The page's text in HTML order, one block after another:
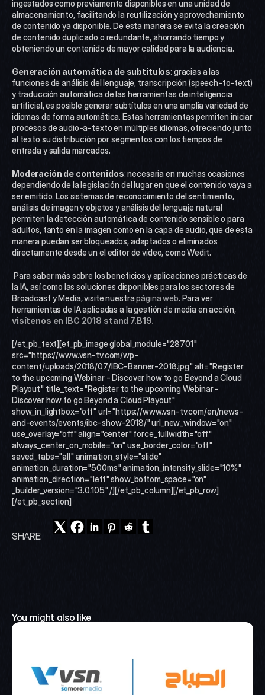
ingestados como previamente disponibles en una unidad de
almacenamiento, facilitando la reutilización y aprovechamiento
de contenido ya disponible. De esta manera se evita la creación
de contenido duplicado o redundante, ahorrando tiempo y
obteniendo un contenido de mayor calidad para la audiencia.
Generación automática de subtítulos: gracias a las
funciones de análisis del lenguaje, transcripción (speech-to-text)
y traducción automática de las herramientas de inteligencia
artificial, es posible generar subtítulos en una amplia variedad de
idiomas de forma automática. Estas herramientas permiten iniciar
procesos de audio-a-texto en múltiples idiomas, ofreciendo junto
al texto su distribución por segmentos con los tiempos de
entrada y salida marcados.
Moderación de contenidos: necesaria en muchas ocasiones
dependiendo de la legislación del lugar en que el contenido vaya a
ser emitido. Los sistemas de reconocimiento del sentimiento,
análisis de imagen y objetos y análisis del lenguaje natural
permiten la detección automática de contenido sensible o para
adultos, tanto en la imagen como en la capa de audio, que de esta
manera puedan ser bloqueados, adaptados o eliminados
directamente desde un el editor de vídeo, como Wedit.
la IA, así como las soluciones disponibles para los sectores de
Broadcast y Media, visite nuestra página web. Para ver
herramientas de IA aplicadas a la gestión de media en acción,
visítenos en IBC 2018 stand 7.B19.
[/et_pb_text][et_pb_image global_module="28701"
src="https://www.vsn-tv.com/wp-
content/uploads/2018/07/IBC-Banner-2018.jpg" alt="Register
to the upcoming Webinar - Discover how to go Beyond a Cloud
Playout" title_text="Register to the upcoming Webinar -
Discover how to go Beyond a Cloud Playout"
show_in_lightbox="off" url="https://www.vsn-tv.com/en/news-
and-events/events/ibc-show-2018/" url_new_window="on"
use_overlay="off" align="center" force_fullwidth="off"
always_center_on_mobile="on" use_border_color="off"
saved_tabs="all" animation_style="slide"
animation_duration="500ms" animation_intensity_slide="10%"
animation_direction="left" show_bottom_space="on"
_builder_version="3.0.105" /][/et_pb_column][/et_pb_row]
[/et_pb_section]
SHARE:
You might also like